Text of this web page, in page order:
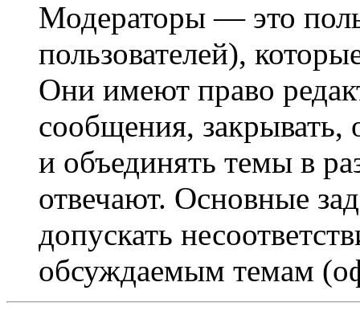
Модераторы — это
пользователей),
Они имеют право
сообщения, закрывать,
и объединять темы в
отвечают. Основные
допускать
обсуждаемым темам